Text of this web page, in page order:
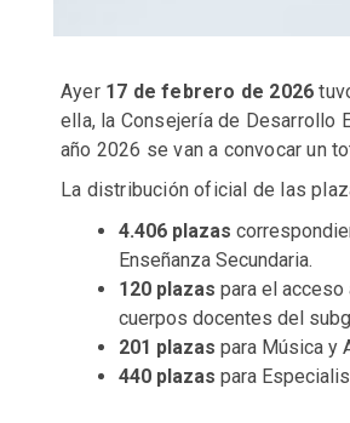
Ayer 17 de febrero de 2026
ella, la Consejería de Desarrollo
año 2026 se van a convocar un
La distribución oficial de las
4.406 plazas
Enseñanza Secundaria.
120 plazas para el
cuerpos docentes del
201 plazas para Música y
440 plazas para